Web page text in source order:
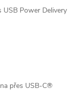
USB Power Delivery
přes USB-C®